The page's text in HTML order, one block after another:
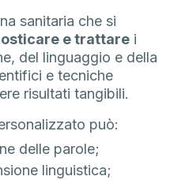
sanitaria che si
e trattare i
del linguaggio e della
e tecniche
risultati tangibili.
può:
delle parole;
linguistica;